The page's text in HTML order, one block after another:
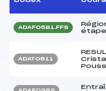
ADAF0581.FFS
ADAT0611